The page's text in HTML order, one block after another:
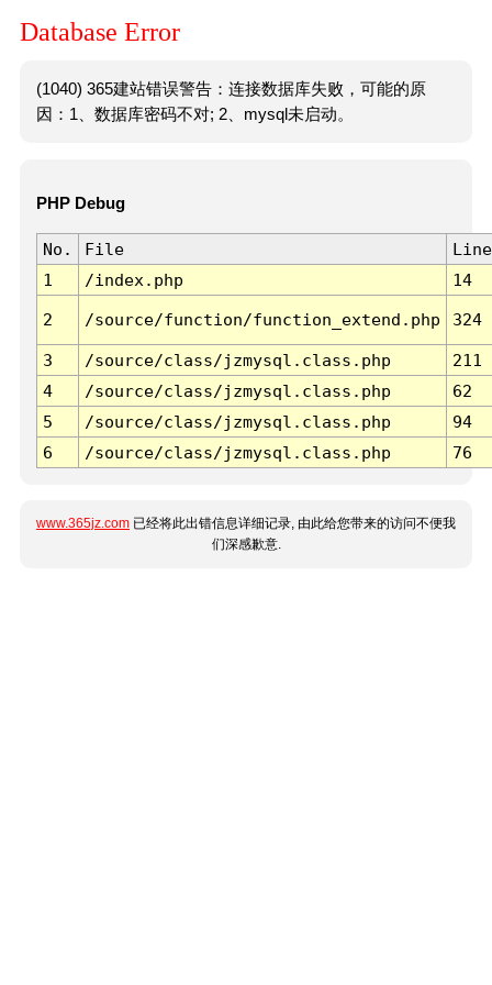
Database Error
(1040) 365建站错误警告：连接数据库失败，可能的原
因：1、数据库密码不对; 2、mysql未启动。
PHP Debug
No. File
Line
1
/index.php 14
2 /source/function/function_extend.php 324
3 /source/class/jzmysql.class.php
211
4
/source/class/jzmysql.class.php
62
5
/source/class/jzmysql.class.php
94
6
/source/class/jzmysql.class.php 76
www.365jz.com 已经将此出错信息详细记录, 由此给您带来的访问不便我
们深感歉意.